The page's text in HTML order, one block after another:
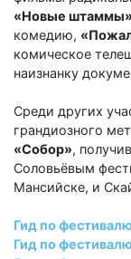
«Новые штаммы»
комедию,
комическое
наизнанку
Среди других
грандиозного
«Собор»,
Соловьёвым
Мансийске, и
Гид по
Гид по